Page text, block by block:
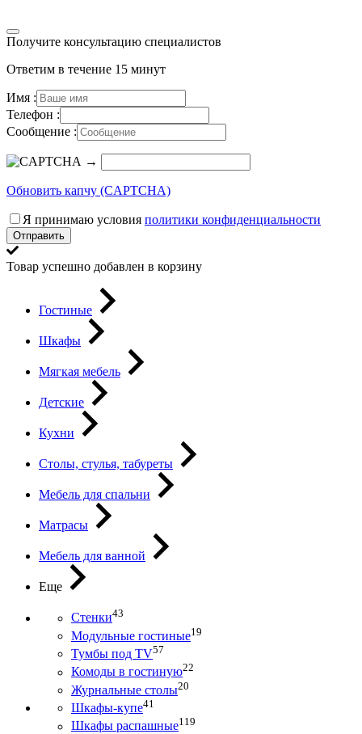
Получите консультацию специалистов
Ответим в течение 15 минут
Имя :
Телефон :
Сообщение :
→
Обновить капчу (CAPTCHA)
Я принимаю условия политики конфиденциальности
Отправить
Товар успешно добавлен в корзину
Гостиные
Шкафы
Мягкая мебель
Детские
Кухни
Столы, стулья, табуреты
Мебель для спальни
Матрасы
Мебель для ванной
Еще
Стенки43
Модульные гостиные19
Тумбы под ТV57
Комоды в гостиную22
Журнальные столы20
Шкафы-купе41
Шкафы распашные119